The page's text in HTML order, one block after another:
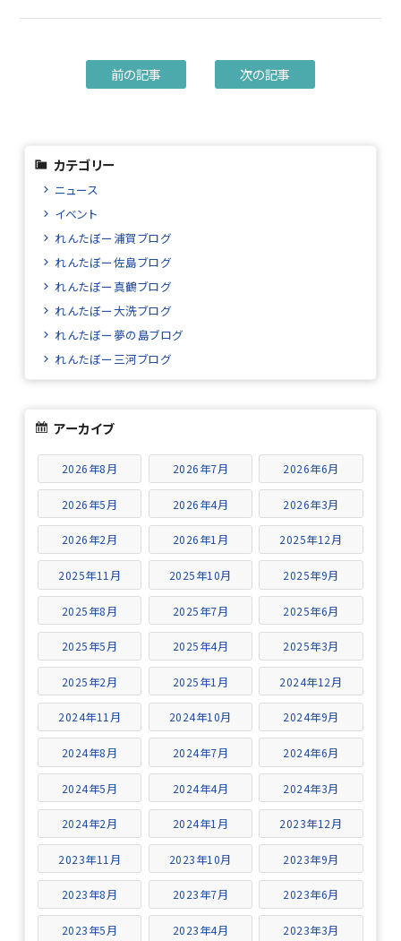
前の記事 次の記事
カテゴリー
ニュース
イベント
れんたぼー浦賀ブログ
れんたぼー佐島ブログ
れんたぼー真鶴ブログ
れんたぼー大洗ブログ
れんたぼー夢の島ブログ
れんたぼー三河ブログ
アーカイブ
2026年8月 2026年7月 2026年6月
2026年5月 2026年4月 2026年3月
2026年2月 2026年1月 2025年12月
2025年11月 2025年10月 2025年9月
2025年8月 2025年7月 2025年6月
2025年5月 2025年4月 2025年3月
2025年2月 2025年1月 2024年12月
2024年11月 2024年10月 2024年9月
2024年8月 2024年7月 2024年6月
2024年5月 2024年4月 2024年3月
2024年2月 2024年1月 2023年12月
2023年11月 2023年10月 2023年9月
2023年8月 2023年7月 2023年6月
2023年5月 2023年4月 2023年3月